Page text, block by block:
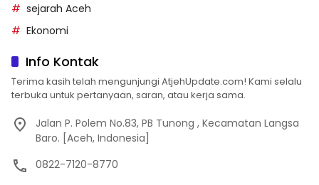
sejarah Aceh
Ekonomi
Info Kontak
Terima kasih telah mengunjungi AtjehUpdate.com! Kami selalu
terbuka untuk pertanyaan, saran, atau kerja sama.
Jalan P. Polem No.83, PB Tunong , Kecamatan Langsa
Baro. [Aceh, Indonesia]
0822-7120-8770